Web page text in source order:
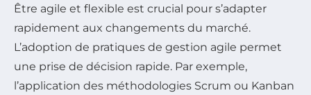
Être agile et flexible est crucial pour s’adapter
rapidement aux changements du marché.
L’adoption de pratiques de gestion agile permet
une prise de décision rapide. Par exemple,
l’application des méthodologies Scrum ou Kanban